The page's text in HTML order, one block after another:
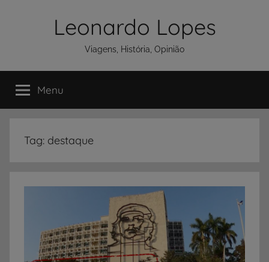
Leonardo Lopes
Viagens, História, Opinião
Menu
Tag: destaque